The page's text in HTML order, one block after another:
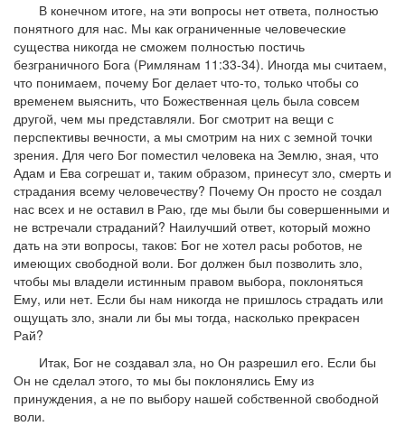
В конечном итоге, на эти вопросы нет ответа, полностью
понятного для нас. Мы как ограниченные человеческие
существа никогда не сможем полностью постичь
безграничного Бога (Римлянам 11:33-34). Иногда мы считаем,
что понимаем, почему Бог делает что-то, только чтобы со
временем выяснить, что Божественная цель была совсем
другой, чем мы представляли. Бог смотрит на вещи с
перспективы вечности, а мы смотрим на них с земной точки
зрения. Для чего Бог поместил человека на Землю, зная, что
Адам и Ева согрешат и, таким образом, принесут зло, смерть и
страдания всему человечеству? Почему Он просто не создал
нас всех и не оставил в Раю, где мы были бы совершенными и
не встречали страданий? Наилучший ответ, который можно
дать на эти вопросы, таков: Бог не хотел расы роботов, не
имеющих свободной воли. Бог должен был позволить зло,
чтобы мы владели истинным правом выбора, поклоняться
Ему, или нет. Если бы нам никогда не пришлось страдать или
ощущать зло, знали ли бы мы тогда, насколько прекрасен
Рай?
Итак, Бог не создавал зла, но Он разрешил его. Если бы
Он не сделал этого, то мы бы поклонялись Ему из
принуждения, а не по выбору нашей собственной свободной
воли.